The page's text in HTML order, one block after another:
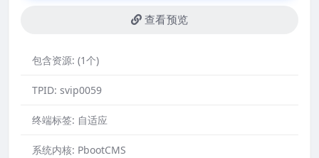
查看预览
包含资源: (1个)
TPID: svip0059
终端标签: 自适应
系统内核: PbootCMS